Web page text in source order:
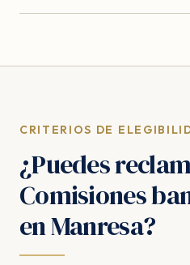
CRITERIOS DE
¿Puedes
Comisiones
en Manresa?